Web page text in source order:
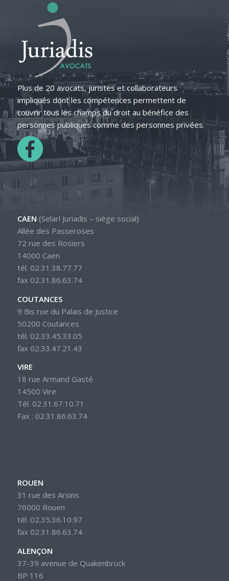
Plus de 20 avocats, juristes et collaborateurs
impliqués dont les compétences permettent de
couvrir tous les champs du droit au bénéfice des
personnes publiques comme des personnes privées.
CAEN (Selarl Juriadis – siège social)
Allée des Passeroses
72 rue des Rosiers
14000 Caen
tél. 02.31.38.77.77
fax 02.31.86.63.74
COUTANCES
9 Bis rue du Palais de Justice
50200 Coutances
tél. 02.33.45.33.05
fax 02.33.47.21.43
VIRE
18 rue Armand Gasté
14500 Vire
Tél. 02.31.67.10.71
Fax : 02.31.86.63.74
ROUEN
31 rue des Arsins
76000 Rouen
tél. 02.35.36.10.97
fax 02.31.86.63.74
ALENÇON
37-39 avenue de Quakenbrück
BP 116